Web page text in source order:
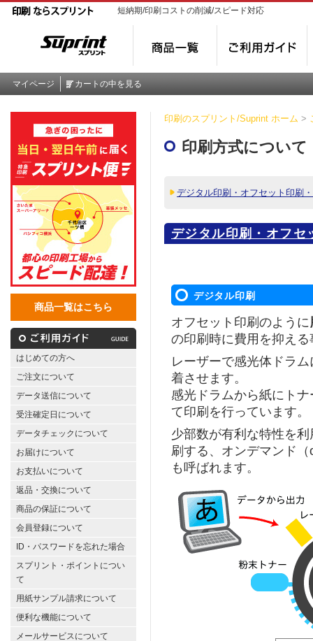
短納期/印刷コストの削減/スピード対応
マイページ カートの中を見る
商品一覧はこちら
はじめての方へ
ご注文について
データ送信について
受注確定日について
データチェックについて
お届けについて
お支払いについて
返品・交換について
商品の保証について
会員登録について
ID・パスワードを忘れた場合
スプリント・ポイントについ
て
用紙サンプル請求について
便利な機能について
メールサービスについて
印刷のスプリント/Suprint ホーム >
印刷方式について
デジタル印刷・オフセット印刷
デジタル印刷・オフセ
デジタル印刷
オフセット印刷のように
の印刷時に費用を抑え
レーザーで感光体ドラ
着させます。
感光ドラムから紙にト
て印刷を行っています。
少部数が有利な特性を
刷する、オンデマンド
も呼ばれます。